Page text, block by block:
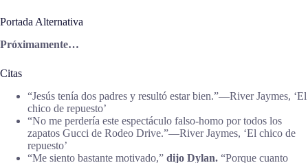
Portada Alternativa
Próximamente…
Citas
“Jesús tenía dos padres y resultó estar bien.”―River Jaymes, ‘El
chico de repuesto’
“No me perdería este espectáculo falso-homo por todos los
zapatos Gucci de Rodeo Drive.”―River Jaymes, ‘El chico de
repuesto’
“Me siento bastante motivado,” dijo Dylan. “Porque cuanto